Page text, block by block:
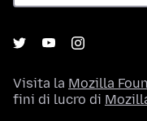
Visita la Mozilla
fini di lucro di